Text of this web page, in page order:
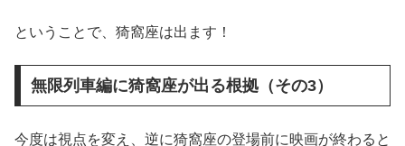
ということで、猗窩座は出ます！
無限列車編に猗窩座が出る根拠（その3）
今度は視点を変え、逆に猗窩座の登場前に映画が終わると